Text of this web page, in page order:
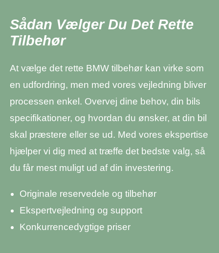
Sådan Vælger Du Det Rette
Tilbehør
At vælge det rette BMW tilbehør kan virke som
en udfordring, men med vores vejledning bliver
processen enkel. Overvej dine behov, din bils
specifikationer, og hvordan du ønsker, at din bil
skal præstere eller se ud. Med vores ekspertise
hjælper vi dig med at træffe det bedste valg, så
du får mest muligt ud af din investering.
Originale reservedele og tilbehør
Ekspertvejledning og support
Konkurrencedygtige priser